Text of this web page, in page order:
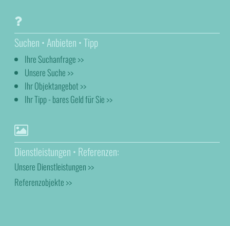
Suchen • Anbieten • Tipp
Ihre Suchanfrage >>
Unsere Suche >>
Ihr Objektangebot >>
Ihr Tipp - bares Geld für Sie >>
Dienstleistungen • Referenzen:
Unsere Dienstleistungen >>
Referenzobjekte >>